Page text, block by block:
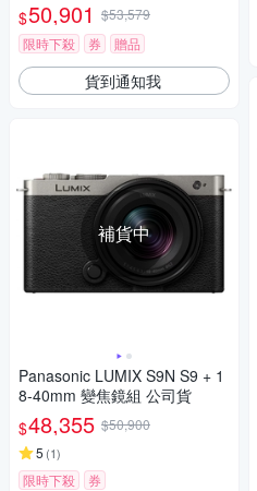
$50,901 $53,579
限時下殺
券 贈品
貨到通知我
補貨中
Panasonic LUMIX S9N S9 + 1
8-40mm 變焦鏡組 公司貨
$48,355 $50,900
5 (1)
限時下殺 券